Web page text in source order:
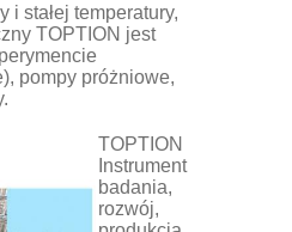
i stałej temperatury,
TOPTION jest
pompy próżniowe,
TOPTION
Instrument
badania,
rozwój,